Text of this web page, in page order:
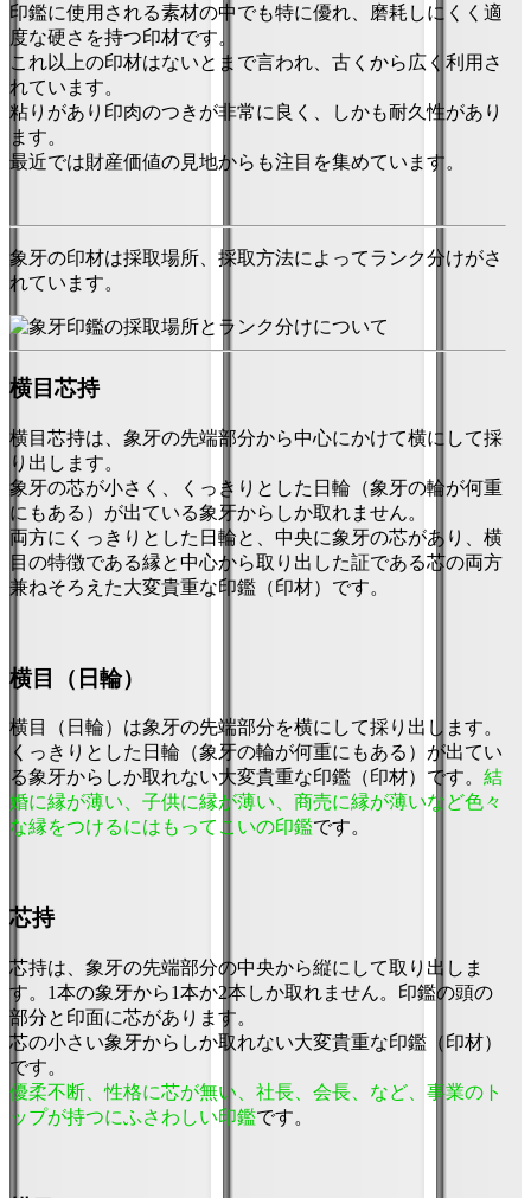
印鑑に使用される素材の中でも特に優れ、磨耗しにくく適
度な硬さを持つ印材です。
これ以上の印材はないとまで言われ、古くから広く利用さ
れています。
粘りがあり印肉のつきが非常に良く、しかも耐久性があり
ます。
最近では財産価値の見地からも注目を集めています。
象牙の印材は採取場所、採取方法によってランク分けがさ
れています。
横目芯持
横目芯持は、象牙の先端部分から中心にかけて横にして採
り出します。
象牙の芯が小さく、くっきりとした日輪（象牙の輪が何重
にもある）が出ている象牙からしか取れません。
両方にくっきりとした日輪と、中央に象牙の芯があり、横
目の特徴である縁と中心から取り出した証である芯の両方
兼ねそろえた大変貴重な印鑑（印材）です。
横目（日輪）
横目（日輪）は象牙の先端部分を横にして採り出します。
くっきりとした日輪（象牙の輪が何重にもある）が出てい
る象牙からしか取れない大変貴重な印鑑（印材）です。 結
婚に縁が薄い、子供に縁が薄い、商売に縁が薄いなど色々
な縁をつけるにはもってこいの印鑑です。
芯持
芯持は、象牙の先端部分の中央から縦にして取り出しま
す。1本の象牙から1本か2本しか取れません。印鑑の頭の
部分と印面に芯があります。
芯の小さい象牙からしか取れない大変貴重な印鑑（印材）
です。
優柔不断、性格に芯が無い、社長、会長、など、事業のト
ップが持つにふさわしい印鑑です。